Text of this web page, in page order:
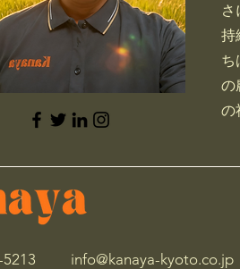
持
ち
の
の
info@kanaya-kyoto.co.jp